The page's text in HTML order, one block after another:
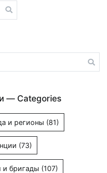
— Categories
и регионы (81)
(73)
и бригады (107)